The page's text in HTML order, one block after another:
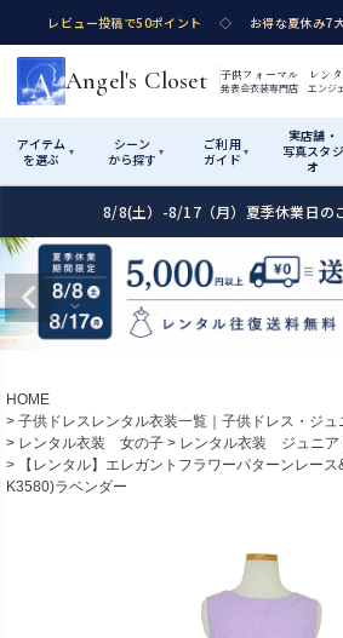
レビュー投稿で50ポイント ◇ お得な夏休み7
Angel's Closet 子供フォーマル レン
発表会衣装専門店 エンジ
アイテム
を選ぶ
▾
シーン
から探す ▾
ご利用
ガイド ▾
実店舗・
写真スタジ
オ
Shop by Category
カテゴリ詳細→
Rentalレンタル
女の子ドレス
Shop by Occasion
性別・サイズで絞り
発表会・コンクール 結婚式
How It Works
Startはじめに
01
02 サイズの選び方
測り方と目安
Visit Us8/8(土）-8/17（月）夏季休業日の
HOME
子供ドレスレンタル衣装一覧｜子供ドレス・ジ
レンタル衣装 女の子
レンタル衣装 ジュニア
【レンタル】エレガントフラワーパターンレー
K3580)ラベンダー